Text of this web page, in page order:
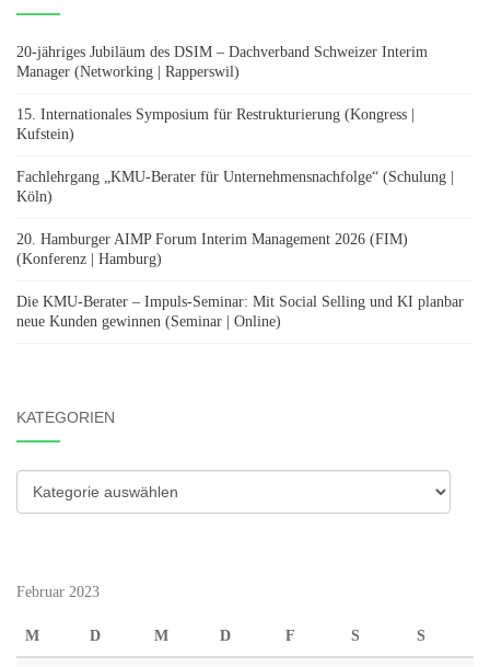
20-jähriges Jubiläum des DSIM – Dachverband Schweizer Interim
Manager (Networking | Rapperswil)
15. Internationales Symposium für Restrukturierung (Kongress |
Kufstein)
Fachlehrgang „KMU-Berater für Unternehmensnachfolge“ (Schulung |
Köln)
20. Hamburger AIMP Forum Interim Management 2026 (FIM)
(Konferenz | Hamburg)
Die KMU-Berater – Impuls-Seminar: Mit Social Selling und KI planbar
neue Kunden gewinnen (Seminar | Online)
KATEGORIEN
Kategorien
Februar 2023
M D M D F S S